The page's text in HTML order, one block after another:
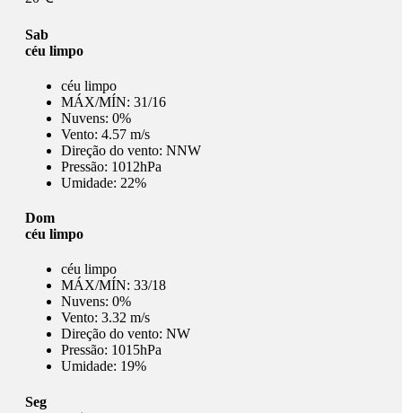
Sab
céu limpo
céu limpo
MÁX/MÍN: 31/16
Nuvens: 0%
Vento: 4.57 m/s
Direção do vento: NNW
Pressão: 1012hPa
Umidade: 22%
Dom
céu limpo
céu limpo
MÁX/MÍN: 33/18
Nuvens: 0%
Vento: 3.32 m/s
Direção do vento: NW
Pressão: 1015hPa
Umidade: 19%
Seg